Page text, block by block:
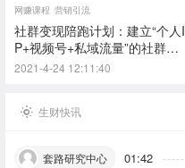
网赚课程 营销引流
社群变现陪跑计划：建立“个人I
P+视频号+私域流量”的社群商
业模式轻松赚钱
2021-4-24 12:11:40
生财快讯
套路研究中心 01:42